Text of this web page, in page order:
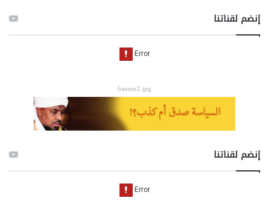
إنضم لقناتنا
banner2.jpg
إنضم لقناتنا